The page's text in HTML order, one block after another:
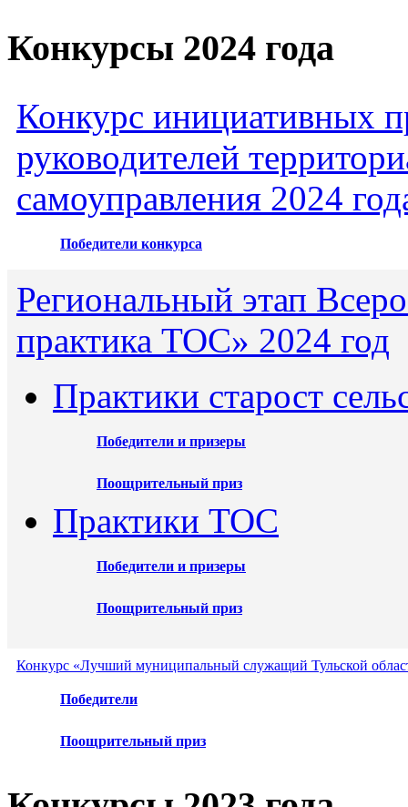
Конкурсы 2024 года
Конкурс инициативных
руководителей
самоуправления 2024
Победители конкурса
Региональный этап
практика ТОС» 2024 год
Практики старост
Победители и призеры
Поощрительный приз
Практики ТОС
Победители и призеры
Поощрительный приз
Конкурс «Лучший муниципальный служащий Тульской
Победители
Поощрительный приз